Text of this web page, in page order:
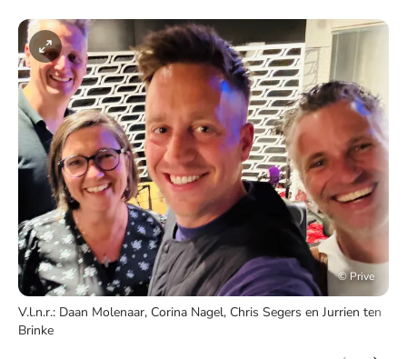
©Prive
V.l.n.r.: Daan Molenaar, Corina Nagel, Chris Segers en Jurrien ten
Brinke